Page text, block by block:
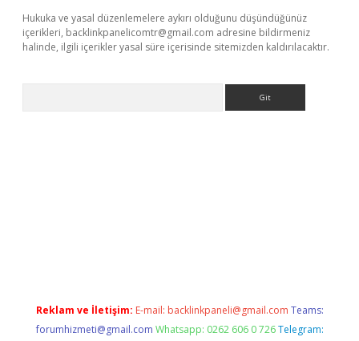
Hukuka ve yasal düzenlemelere aykırı olduğunu düşündüğünüz
içerikleri, backlinkpanelicomtr@gmail.com adresine bildirmeniz
halinde, ilgili içerikler yasal süre içerisinde sitemizden kaldırılacaktır.
Reklam ve İletişim: E-mail: backlinkpaneli@gmail.com Teams:
forumhizmeti@gmail.com Whatsapp: 0262 606 0 726 Telegram: